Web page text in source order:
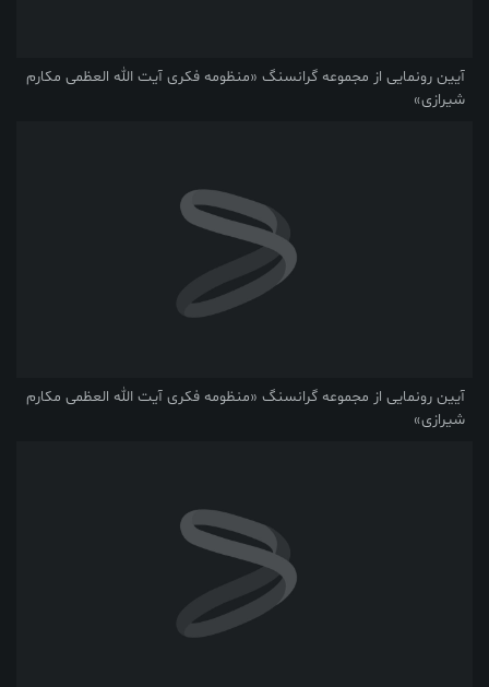
آیین رونمایی از مجموعه گرانسنگ «منظومه فکری آیت الله العظمی مکارم
شیرازی»
آیین رونمایی از مجموعه گرانسنگ «منظومه فکری آیت الله العظمی مکارم
شیرازی»